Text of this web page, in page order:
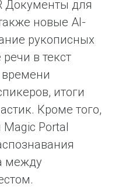
Документы для
новые AI-
рукописных
в текст
итоги
Кроме того,
Portal
между